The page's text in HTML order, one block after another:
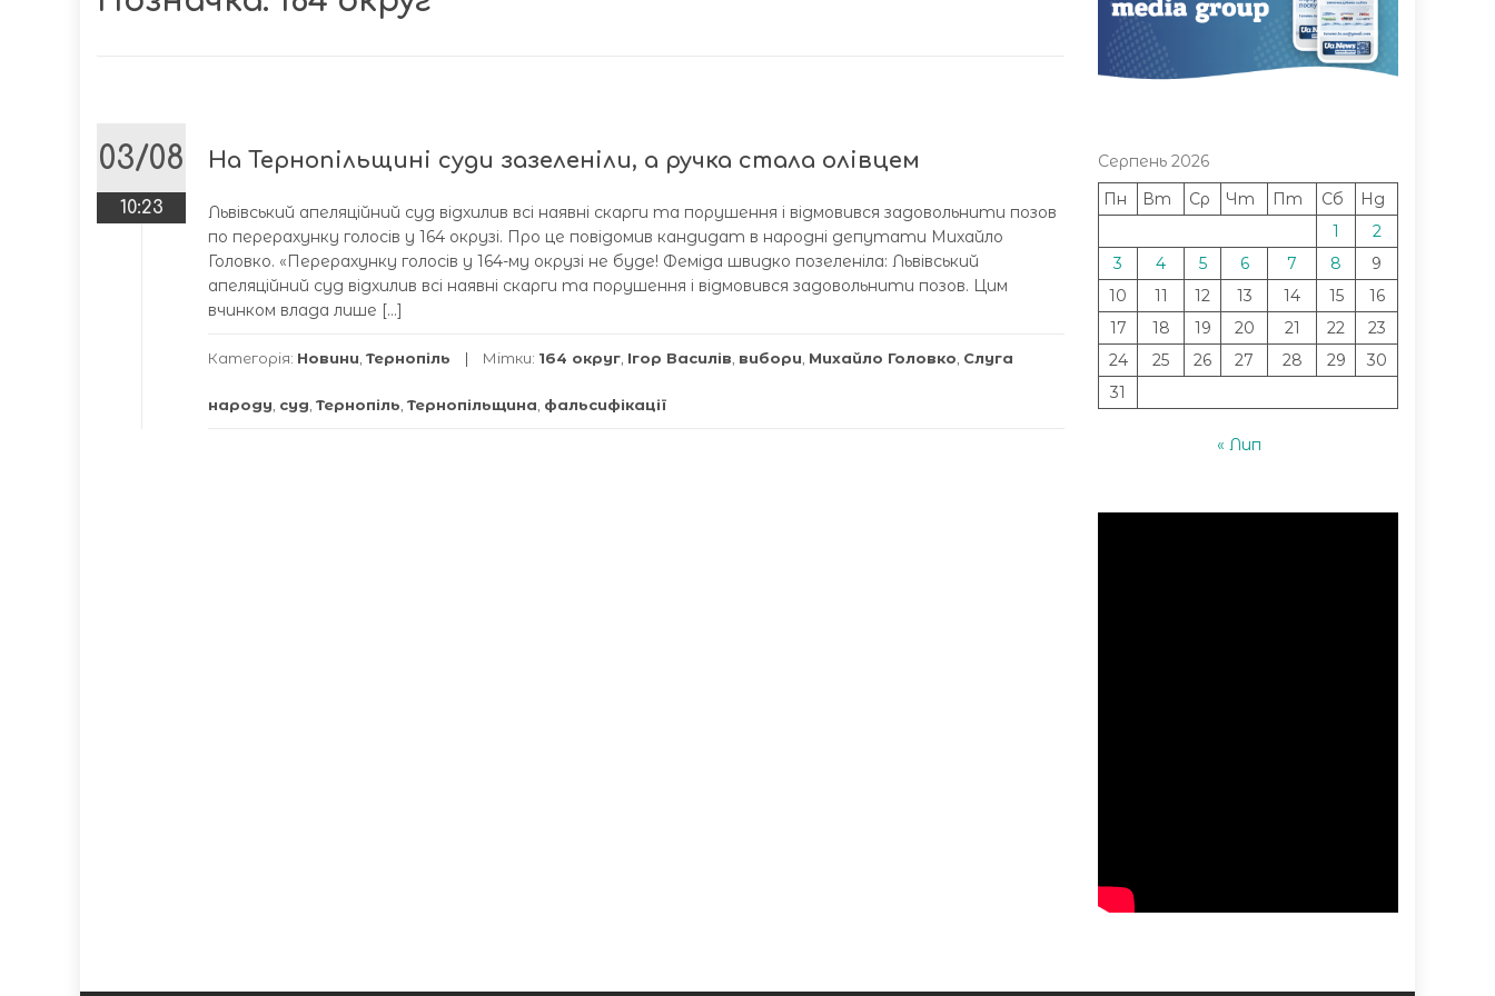
03/08
10:23
На Тернопільщині суди зазеленіли, а ручка стала олівцем
Львівський апеляційний суд відхилив всі наявні скарги та порушення і відмовився задовольнити позов
по перерахунку голосів у 164 окрузі. Про це повідомив кандидат в народні депутати Михайло
Головко. «Перерахунку голосів у 164-му окрузі не буде! Феміда швидко позеленіла: Львівський
апеляційний суд відхилив всі наявні скарги та порушення і відмовився задовольнити позов. Цим
вчинком влада лише […]
Категорія: Новини Тернопіль Мітки: 164 округ Ігор Василів вибори Михайло Головко Слуга
народу суд Тернопіль Тернопільщина фальсифікації
Серпень 2026
Пн
Вт Ср Чт Пт Сб
Нд
1
2
3
4 5 6 7 8
9
10
11 12 13 14 15
16
17
18 19 20 21 22
23
24
25 26 27 28 29
30
31
« Лип